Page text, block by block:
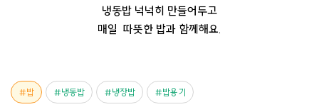
냉동밥 넉넉히 만들어두고
매일 따뜻한 밥과 함께해요.
밥 냉동밥 냉장밥 밥용기